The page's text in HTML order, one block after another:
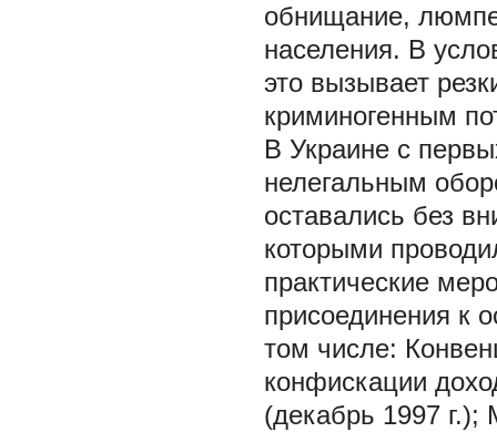
обнищание,
населения. В
это вызывает
криминогенным
В Украине с
нелегальным
оставались без
которыми
практические
присоединения к
том числе:
конфискации
(декабрь 1997